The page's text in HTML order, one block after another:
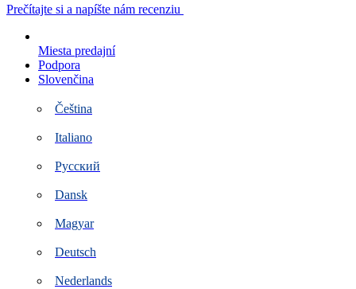
Preskočiť
obsah
Prečítajte si a napíšte nám recenziu
Miesta predajní
Podpora
Slovenčina
Čeština
Italiano
Русский
Dansk
Magyar
Deutsch
Nederlands